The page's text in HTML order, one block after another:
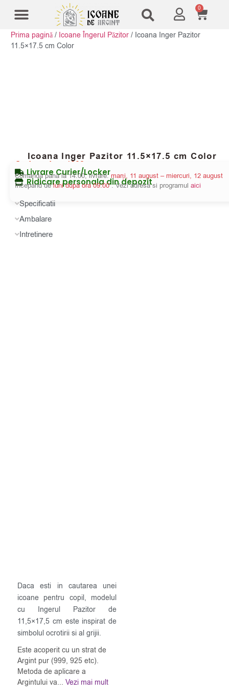
0
Prima pagină / Icoane Îngerul Păzitor / Icoana Inger Pazitor
11.5×17.5 cm Color
Icoana Inger Pazitor 11.5×17.5 cm Color
Cod produs: 4802
Livrare Curier/Locker
Comanda pana la 14:00, livrare:marți, 11 august – miercuri, 12 august
Ridicare personala din depozit
Incepand deluni dupa ora 09:00. Vezi adresa si programul aici
Specificatii
Ambalare
Intretinere
Daca esti in cautarea unei
icoane pentru copil, modelul
cu Ingerul Pazitor de
11,5×17,5 cm este inspirat de
simbolul ocrotirii si al grijii.
Este acoperit cu un strat de
Argint pur (999, 925 etc).
Metoda de aplicare a
Argintului va... Vezi mai mult